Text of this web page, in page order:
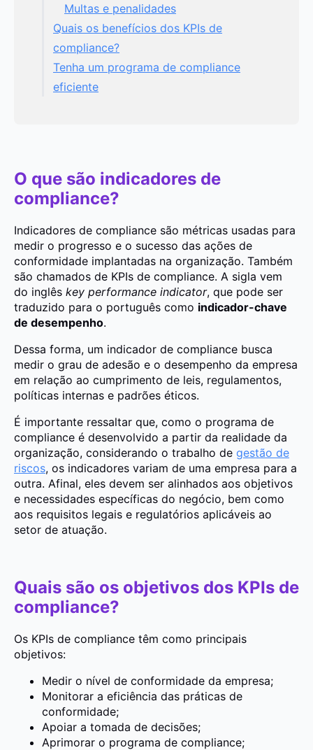
Multas e penalidades
Quais os benefícios dos KPIs de
compliance?
Tenha um programa de compliance
eficiente
O que são indicadores de
compliance?
Indicadores de compliance são métricas usadas para
medir o progresso e o sucesso das ações de
conformidade implantadas na organização. Também
são chamados de KPIs de compliance. A sigla vem
do inglês key performance indicator, que pode ser
traduzido para o português como indicador-chave
de desempenho.
Dessa forma, um indicador de compliance busca
medir o grau de adesão e o desempenho da empresa
em relação ao cumprimento de leis, regulamentos,
políticas internas e padrões éticos.
É importante ressaltar que, como o programa de
compliance é desenvolvido a partir da realidade da
organização, considerando o trabalho de gestão de
riscos, os indicadores variam de uma empresa para a
outra. Afinal, eles devem ser alinhados aos objetivos
e necessidades específicas do negócio, bem como
aos requisitos legais e regulatórios aplicáveis ao
setor de atuação.
Quais são os objetivos dos KPIs de
compliance?
Os KPIs de compliance têm como principais
objetivos:
Medir o nível de conformidade da empresa;
Monitorar a eficiência das práticas de
conformidade;
Apoiar a tomada de decisões;
Aprimorar o programa de compliance;